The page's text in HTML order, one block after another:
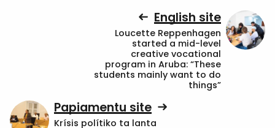
English site
Loucette Reppenhagen
started a mid-level
creative vocational
program in Aruba: “These
students mainly want to do
things”
Papiamentu site
Krísis polítiko ta lanta